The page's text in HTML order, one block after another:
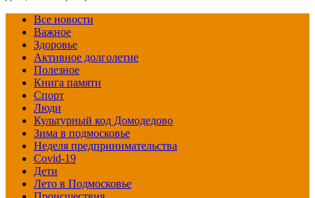
Все новости
Важное
Здоровье
Активное долголетие
Полезное
Книга памяти
Спорт
Люди
Культурный код Домодедово
Зима в подмосковье
Неделя предпринимательства
Covid-19
Дети
Лето в Подмосковье